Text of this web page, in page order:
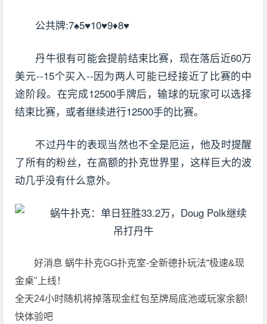
公共牌:7♠5♥10♥9♦8♥
丹牛很有可能会提前结束比赛，现在落后近60万
美元--15个买入--因为两人可能已经接近了比赛的中
途阶段。在完成12500手牌后，输球的玩家可以选择
结束比赛，或者继续进行12500手的比赛。
不过丹牛的表现当然也不全是厄运，他及时提醒
了所有的粉丝，在高额的扑克世界里，这样巨大的波
动几乎没有什么意外。
好消息 蜗牛扑克GG扑克室-全新德扑玩法“极速&现
金桌"上线！
全天24小时随机将掉落现金红包至牌局底池或玩家余额!
快体验吧